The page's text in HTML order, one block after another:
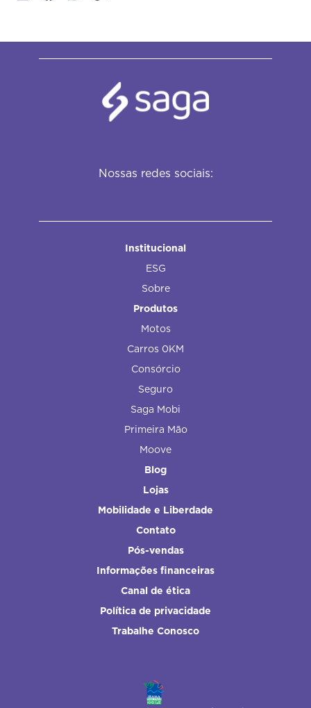
Nossas redes sociais:
Institucional
ESG
Sobre
Produtos
Motos
Carros 0KM
Consórcio
Seguro
Saga Mobi
Primeira Mão
Moove
Blog
Lojas
Mobilidade e Liberdade
Contato
Pós-vendas
Informações financeiras
Canal de ética
Política de privacidade
Trabalhe Conosco